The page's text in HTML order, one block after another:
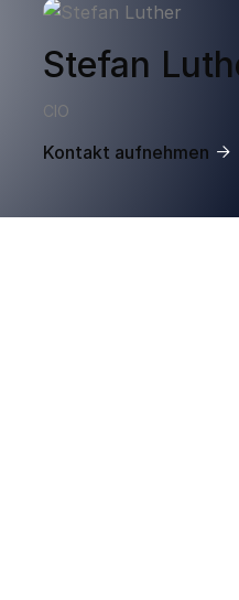
Stefan
CIO
Kontakt aufnehmen 